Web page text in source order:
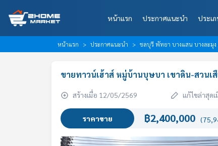
หน้าแรก ประกาศแนะนำ ประเ
หน้าแรก ประกาศแนะนำ ชลบุรี พัทยา บางแสน บางละมุ
ขายทาวน์เฮ้าส์ หมู่บ้านบุษบา เขาดิน-สวนเ
สร้างเมื่อ 12/05/2569 แก้ไขล่าสุด
ราคาขาย ฿2,400,000